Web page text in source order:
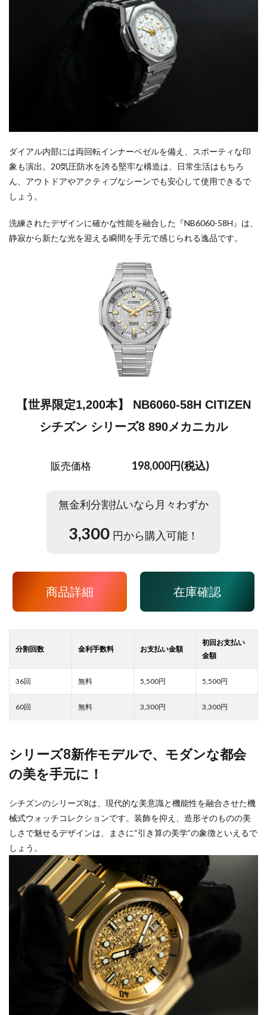
ダイアル内部には両回転インナーベゼルを備え、スポーティな印
象も演出。20気圧防水を誇る堅牢な構造は、日常生活はもちろ
ん、アウトドアやアクティブなシーンでも安心して使用できるで
しょう。
洗練されたデザインに確かな性能を融合した『NB6060-58H』は、
静寂から新たな光を迎える瞬間を手元で感じられる逸品です。
【世界限定1,200本】 NB6060-58H CITIZEN
シチズン シリーズ8 890メカニカル
販売価格 198,000円(税込)
無金利分割払いなら月々わずか
3,300 円から購入可能！
商品詳細 在庫確認
5,500 5,500
3,300 3,300
シリーズ8新作モデルで、モダンな都会
の美を手元に！
シチズンのシリーズ8は、現代的な美意識と機能性を融合させた機
械式ウォッチコレクションです。装飾を抑え、造形そのものの美
しさで魅せるデザインは、まさに“引き算の美学”の象徴といえるで
しょう。